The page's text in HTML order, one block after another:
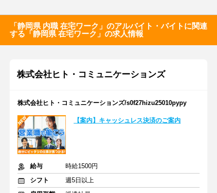
「静岡県 内職 在宅ワーク」のアルバイト・バイトに関連
する「静岡県 在宅ワーク」の求人情報
株式会社ヒト・コミュニケーションズ
株式会社ヒト・コミュニケーションズ/s0f27hizu25010pypy
【案内】キャッシュレス決済のご案内
給与
時給1500円
シフト
週5日以上